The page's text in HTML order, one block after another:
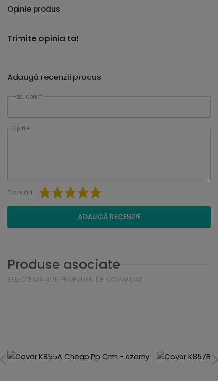
Opinie produs
Trimite opinia ta!
Adaugă recenzii produs
Pseudonim
Opinie
Evaluări:
ADAUGĂ RECENZIE
Produse asociate
SELECTEAZĂ ALTE PROPUNERI DE COMANDAT